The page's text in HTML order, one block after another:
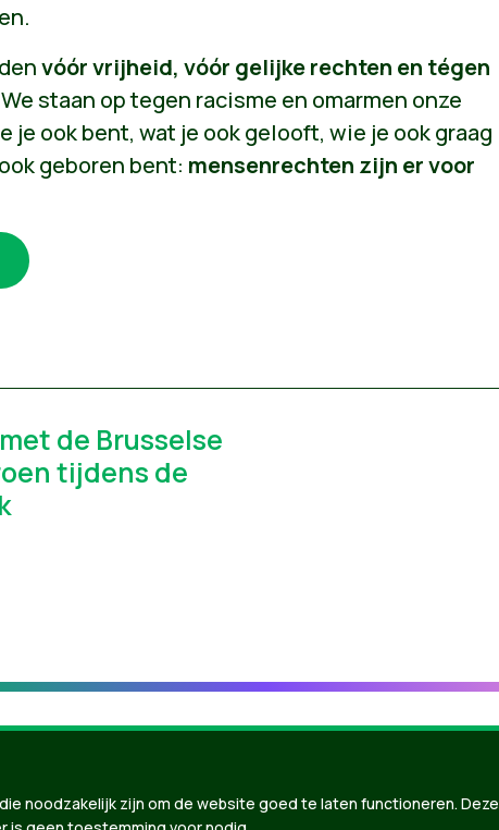
vóór vrijheid, vóór gelijke rechten en tégen
staan op tegen racisme en omarmen onze
je ook bent, wat je ook gelooft, wie je ook graag
geboren bent: mensenrechten zijn er voor
de Brusselse
tijdens de
noodzakelijk zijn om de website goed te laten functioneren. Deze